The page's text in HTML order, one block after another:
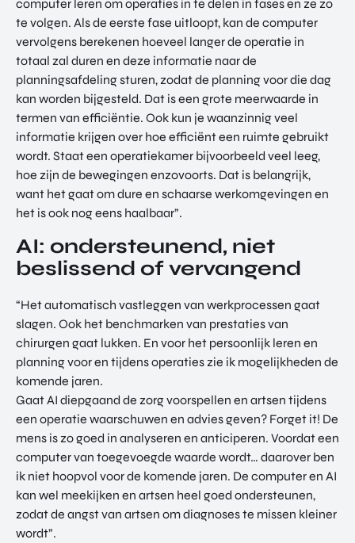
computer leren om operaties in te delen in fases en ze zo
te volgen. Als de eerste fase uitloopt, kan de computer
vervolgens berekenen hoeveel langer de operatie in
totaal zal duren en deze informatie naar de
planningsafdeling sturen, zodat de planning voor die dag
kan worden bijgesteld. Dat is een grote meerwaarde in
termen van efficiëntie. Ook kun je waanzinnig veel
informatie krijgen over hoe efficiënt een ruimte gebruikt
wordt. Staat een operatiekamer bijvoorbeeld veel leeg,
hoe zijn de bewegingen enzovoorts. Dat is belangrijk,
want het gaat om dure en schaarse werkomgevingen en
het is ook nog eens haalbaar”.
AI: ondersteunend, niet
beslissend of vervangend
“Het automatisch vastleggen van werkprocessen gaat
slagen. Ook het benchmarken van prestaties van
chirurgen gaat lukken. En voor het persoonlijk leren en
planning voor en tijdens operaties zie ik mogelijkheden de
komende jaren.
Gaat AI diepgaand de zorg voorspellen en artsen tijdens
een operatie waarschuwen en advies geven? Forget it! De
mens is zo goed in analyseren en anticiperen. Voordat een
computer van toegevoegde waarde wordt… daarover ben
ik niet hoopvol voor de komende jaren. De computer en AI
kan wel meekijken en artsen heel goed ondersteunen,
zodat de angst van artsen om diagnoses te missen kleiner
wordt”.